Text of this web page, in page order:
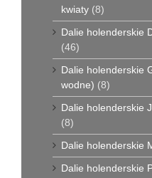
kwiaty (8)
Dalie holenderskie
(46)
Dalie holenderskie
wodne) (8)
Dalie holenderskie
(8)
Dalie holenderskie
Dalie holenderskie